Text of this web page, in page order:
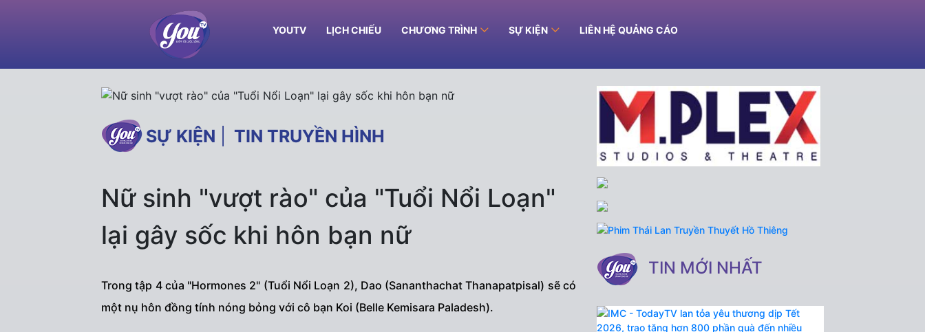
YOUTV LỊCH CHIẾU CHƯƠNG TRÌNH SỰ KIỆN LIÊN HỆ QUẢNG CÁO
SỰ KIỆN TIN TRUYỀN HÌNH
Nữ sinh "vượt rào" của "Tuổi Nổi Loạn"
lại gây sốc khi hôn bạn nữ
Trong tập 4 của "Hormones 2" (Tuổi Nổi Loạn 2), Dao (Sananthachat Thanapatpisal) sẽ có
một nụ hôn đồng tính nóng bỏng với cô bạn Koi (Belle Kemisara Paladesh).
TIN MỚI NHẤT